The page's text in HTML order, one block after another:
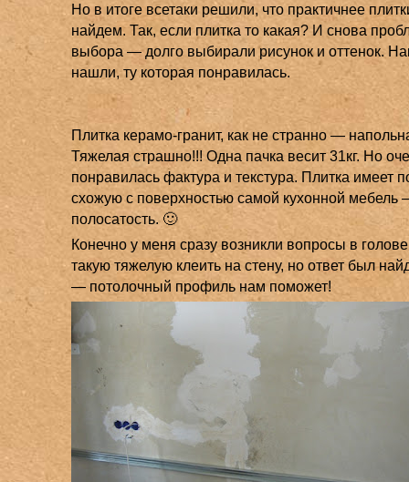
Но в итоге всетаки решили, что практичнее
найдем. Так, если плитка то какая? И снова
выбора — долго выбирали рисунок и оттенок.
нашли, ту которая понравилась.
Плитка керамо-гранит, как не странно —
Тяжелая страшно!!! Одна пачка весит 31кг. Но
понравилась фактура и текстура. Плитка имеет
схожую с поверхностью самой кухонной мебель
полосатость. 🙂
Конечно у меня сразу возникли вопросы в
такую тяжелую клеить на стену, но ответ был
— потолочный профиль нам поможет!